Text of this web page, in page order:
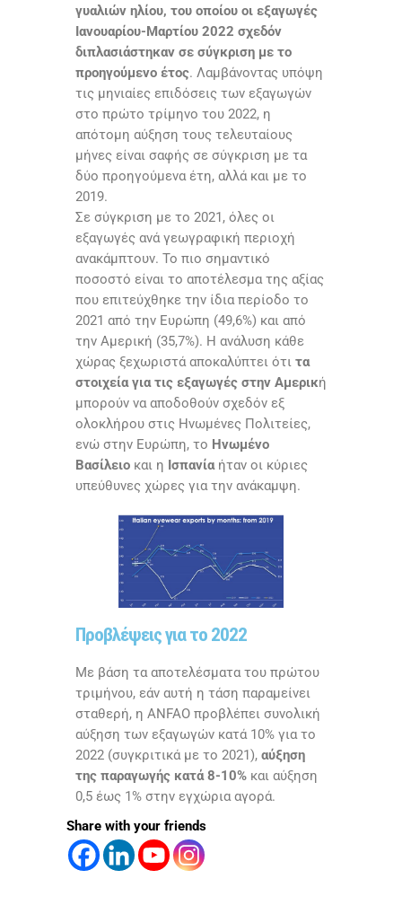
γυαλιών ηλίου, του οποίου οι εξαγωγές
Ιανουαρίου-Μαρτίου 2022 σχεδόν
διπλασιάστηκαν σε σύγκριση με το
προηγούμενο έτος. Λαμβάνοντας υπόψη
τις μηνιαίες επιδόσεις των εξαγωγών
στο πρώτο τρίμηνο του 2022, η
απότομη αύξηση τους τελευταίους
μήνες είναι σαφής σε σύγκριση με τα
δύο προηγούμενα έτη, αλλά και με το
2019.
Σε σύγκριση με το 2021, όλες οι
εξαγωγές ανά γεωγραφική περιοχή
ανακάμπτουν. Το πιο σημαντικό
ποσοστό είναι το αποτέλεσμα της αξίας
που επιτεύχθηκε την ίδια περίοδο το
2021 από την Ευρώπη (49,6%) και από
την Αμερική (35,7%). Η ανάλυση κάθε
χώρας ξεχωριστά αποκαλύπτει ότι τα
στοιχεία για τις εξαγωγές στην Αμερική
μπορούν να αποδοθούν σχεδόν εξ
ολοκλήρου στις Ηνωμένες Πολιτείες,
ενώ στην Ευρώπη, το Ηνωμένο
Βασίλειο και η Ισπανίαήταν οι κύριες
υπεύθυνες χώρες για την ανάκαμψη.
Προβλέψεις για το 2022
Με βάση τα αποτελέσματα του πρώτου
τριμήνου, εάν αυτή η τάση παραμείνει
σταθερή, η ANFAO προβλέπει συνολική
αύξηση των εξαγωγών κατά 10% για το
2022 (συγκριτικά με το 2021), αύξηση
της παραγωγής κατά 8-10% και αύξηση
0,5 έως 1% στην εγχώρια αγορά.
Share with your friends